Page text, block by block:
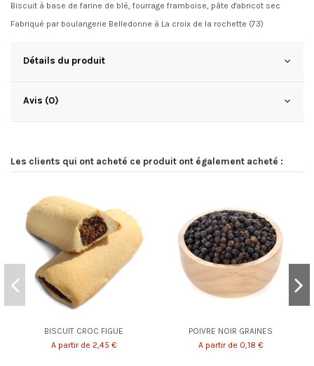
Biscuit à base de farine de blé, fourrage framboise, pâte d'abricot sec
Fabriqué par boulangerie Belledonne à La croix de la rochette (73)
Détails du produit
Avis (0)
Les clients qui ont acheté ce produit ont également acheté :
BISCUIT CROC FIGUE
A partir de 2,45 €
POIVRE NOIR GRAINES
A partir de 0,18 €